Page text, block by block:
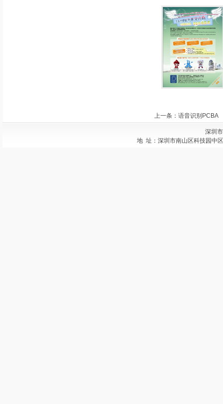
上一条： 语音识别PCBA
深圳
地 址：深圳市南山区科技园中